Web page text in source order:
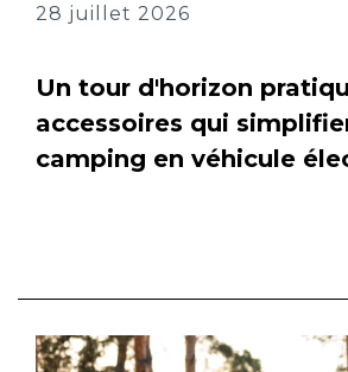
28 juillet 2026
Un tour d'horizon
accessoires qui
camping en véhicule